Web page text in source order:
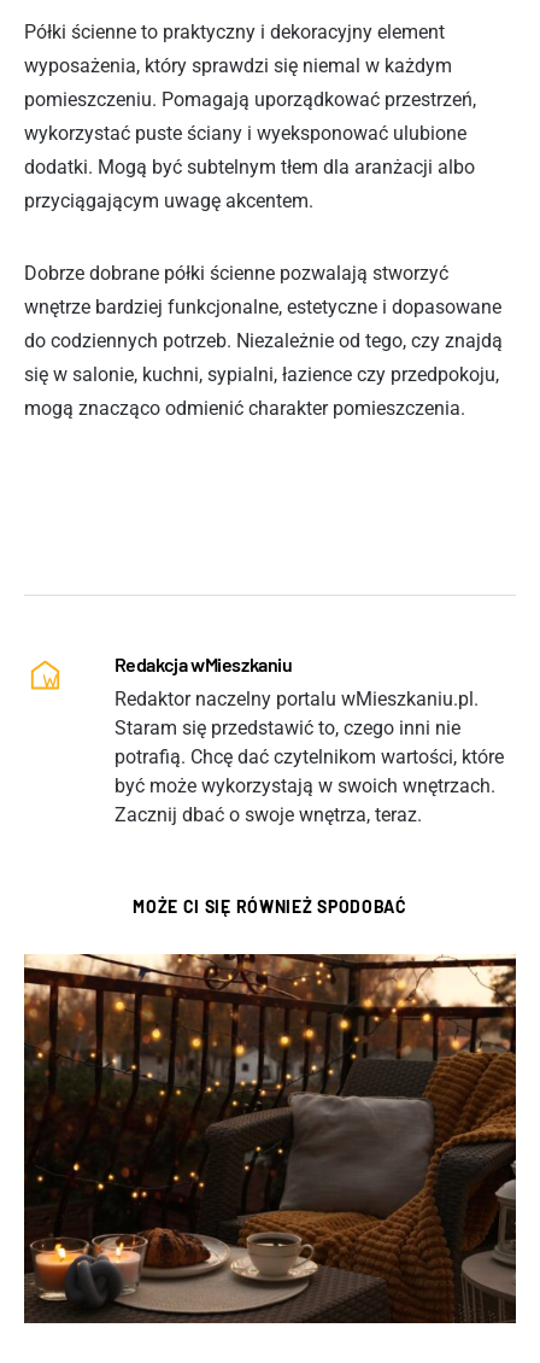
Półki ścienne to praktyczny i dekoracyjny element
wyposażenia, który sprawdzi się niemal w każdym
pomieszczeniu. Pomagają uporządkować przestrzeń,
wykorzystać puste ściany i wyeksponować ulubione
dodatki. Mogą być subtelnym tłem dla aranżacji albo
przyciągającym uwagę akcentem.
Dobrze dobrane półki ścienne pozwalają stworzyć
wnętrze bardziej funkcjonalne, estetyczne i dopasowane
do codziennych potrzeb. Niezależnie od tego, czy znajdą
się w salonie, kuchni, sypialni, łazience czy przedpokoju,
mogą znacząco odmienić charakter pomieszczenia.
Redakcja wMieszkaniu
Redaktor naczelny portalu wMieszkaniu.pl.
Staram się przedstawić to, czego inni nie
potrafią. Chcę dać czytelnikom wartości, które
być może wykorzystają w swoich wnętrzach.
Zacznij dbać o swoje wnętrza, teraz.
MOŻE CI SIĘ RÓWNIEŻ SPODOBAĆ